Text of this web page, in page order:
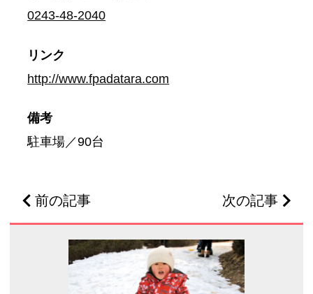
0243-48-2040
リンク
http://www.fpadatara.com
備考
駐車場／90台
前の記事 次の記事